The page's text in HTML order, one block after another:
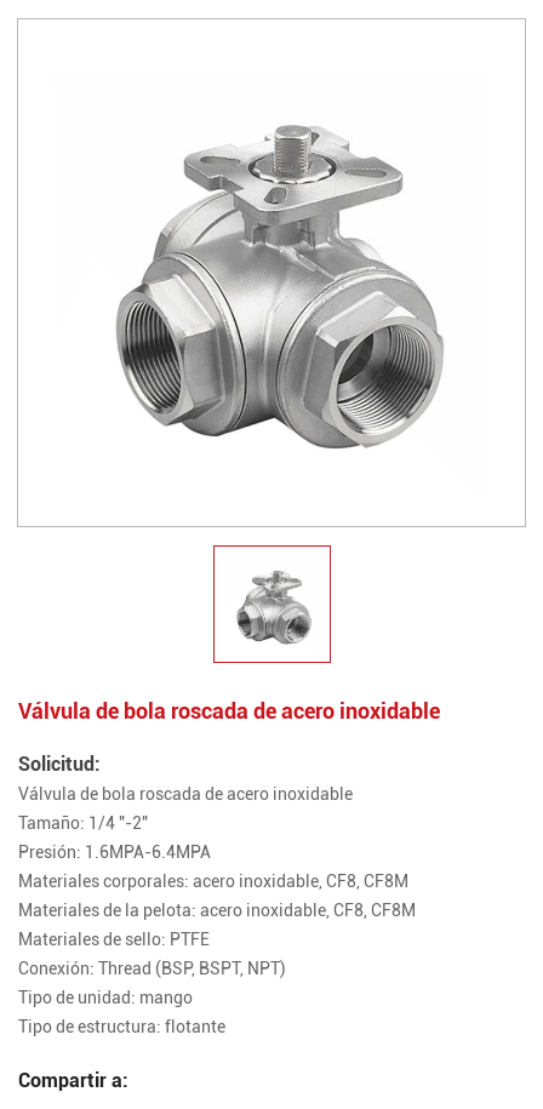
Válvula de bola roscada de acero inoxidable
Solicitud:
Válvula de bola roscada de acero inoxidable
Tamaño: 1/4 "-2"
Presión: 1.6MPA-6.4MPA
Materiales corporales: acero inoxidable, CF8, CF8M
Materiales de la pelota: acero inoxidable, CF8, CF8M
Materiales de sello: PTFE
Conexión: Thread (BSP, BSPT, NPT)
Tipo de unidad: mango
Tipo de estructura: flotante
Compartir a: